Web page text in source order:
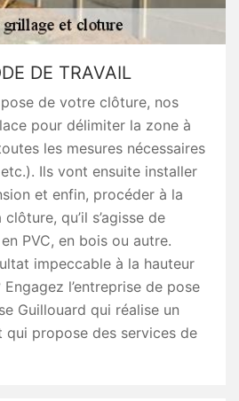
DE TRAVAIL
de votre clôture, nos
pour délimiter la zone à
les mesures nécessaires
Ils vont ensuite installer
et enfin, procéder à la
qu’il s’agisse de
PVC, en bois ou autre.
impeccable à la hauteur
l’entreprise de pose
Guillouard qui réalise un
propose des services de